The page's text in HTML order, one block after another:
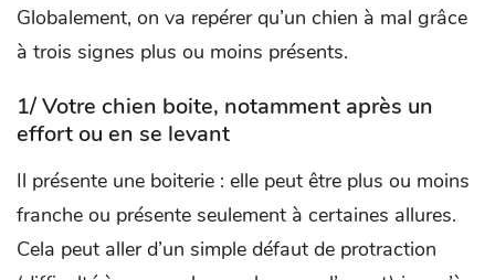
Globalement, on va repérer qu’un chien à mal grâce
à trois signes plus ou moins présents.
1/ Votre chien boite, notamment après un
effort ou en se levant
Il présente une boiterie : elle peut être plus ou moins
franche ou présente seulement à certaines allures.
Cela peut aller d’un simple défaut de protraction